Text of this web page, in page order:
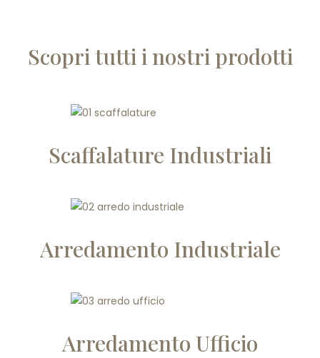
Scopri tutti i nostri prodotti
Scaffalature Industriali
Arredamento Industriale
Arredamento Ufficio